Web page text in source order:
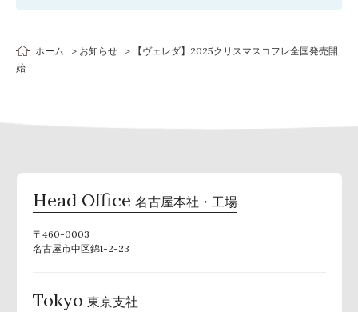
ホーム お知らせ
【ヴェレダ】2025クリスマスコフレ全国発売開
始
Head Office 名古屋本社・工場
〒460-0003
名古屋市中区錦1-2-23
Tokyo 東京支社